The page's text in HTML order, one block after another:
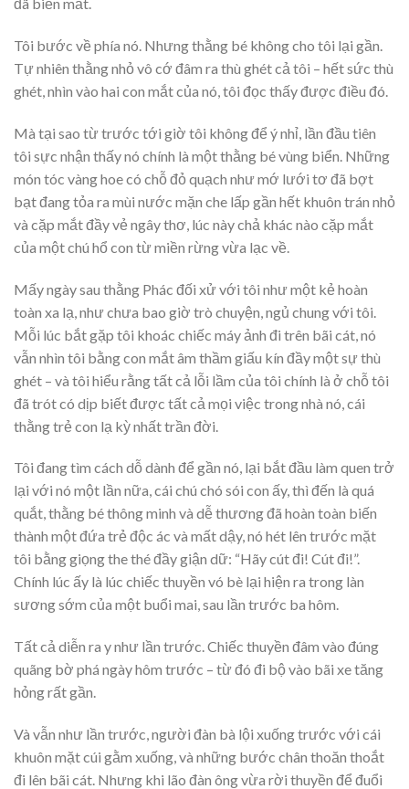
Tôi bước về phía nó. Nhưng thằng bé không cho tôi lại gần.
Tự nhiên thằng nhỏ vô cớ đâm ra thù ghét cả tôi – hết sức thù
ghét, nhìn vào hai con mắt của nó, tôi đọc thấy được điều đó.
Mà tại sao từ trước tới giờ tôi không để ý nhỉ, lần đầu tiên
tôi sực nhận thấy nó chính là một thằng bé vùng biển. Những
món tóc vàng hoe có chỗ đỏ quạch như mớ lưới tơ đã bợt
bạt đang tỏa ra mùi nước mặn che lấp gần hết khuôn trán nhỏ
và cặp mắt đầy vẻ ngây thơ, lúc này chả khác nào cặp mắt
của một chú hổ con từ miền rừng vừa lạc về.
Mấy ngày sau thằng Phác đối xử với tôi như một kẻ hoàn
toàn xa lạ, như chưa bao giờ trò chuyện, ngủ chung với tôi.
Mỗi lúc bắt gặp tôi khoác chiếc máy ảnh đi trên bãi cát, nó
vẫn nhìn tôi bằng con mắt âm thầm giấu kín đầy một sự thù
ghét – và tôi hiểu rằng tất cả lỗi lầm của tôi chính là ở chỗ tôi
đã trót có dịp biết được tất cả mọi việc trong nhà nó, cái
thằng trẻ con lạ kỳ nhất trần đời.
Tôi đang tìm cách dỗ dành để gần nó, lại bắt đầu làm quen trở
lại với nó một lần nữa, cái chú chó sói con ấy, thì đến là quá
quắt, thằng bé thông minh và dễ thương đã hoàn toàn biến
thành một đứa trẻ độc ác và mất dậy, nó hét lên trước mặt
tôi bằng giọng the thé đầy giận dữ: “Hãy cút đi! Cút đi!”.
Chính lúc ấy là lúc chiếc thuyền vó bè lại hiện ra trong làn
sương sớm của một buổi mai, sau lần trước ba hôm.
Tất cả diễn ra y như lần trước. Chiếc thuyền đâm vào đúng
quãng bờ phá ngày hôm trước – từ đó đi bộ vào bãi xe tăng
hỏng rất gần.
Và vẫn như lần trước, người đàn bà lội xuống trước với cái
khuôn mặt cúi gằm xuống, và những bước chân thoăn thoắt
đi lên bãi cát. Nhưng khi lão đàn ông vừa rời thuyền để đuổi